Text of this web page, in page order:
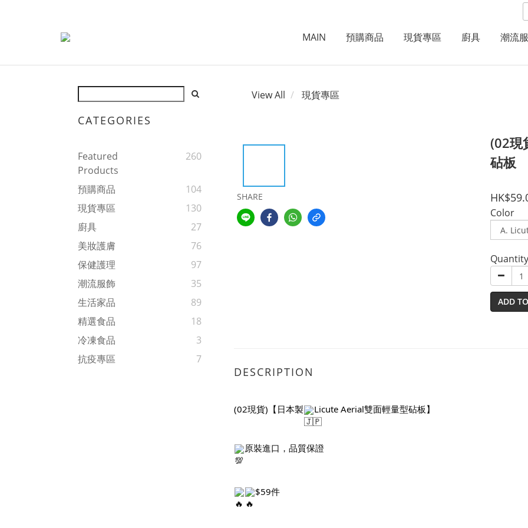
MAIN 預購商品 現貨專區 廚具 潮流
CATEGORIES
Featured
Products
260
預購商品
104
現貨專區
130
廚具
27
美妝護膚
76
保健護理
97
潮流服飾
35
生活家品
89
精選食品
18
冷凍食品
3
抗疫專區
7
View All 現貨專區
SHARE
(02現
砧板
Color
Quantity
ADD
DESCRIPTION
(02現貨)【日本製 Licute Aerial雙面輕量型砧板】
原裝進口，品質保證
$59件